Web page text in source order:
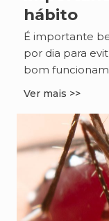
hábito
É importante
por dia para
bom
Ver mais >>